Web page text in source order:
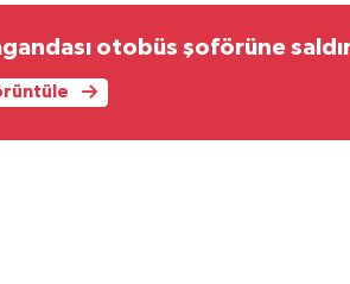
otobüs şoförüne